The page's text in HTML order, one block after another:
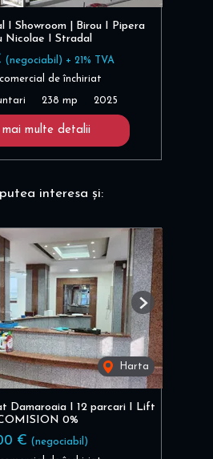
I Showroom | Birou I Pipera
Nicolae I Stradal
(negociabil) + 21% TVA
de închiriat
238 mp 2025
mai multe detalii
interesa și:
Harta
Next
Damaroaia I 12 parcari I Lift
0%
€ (negociabil)